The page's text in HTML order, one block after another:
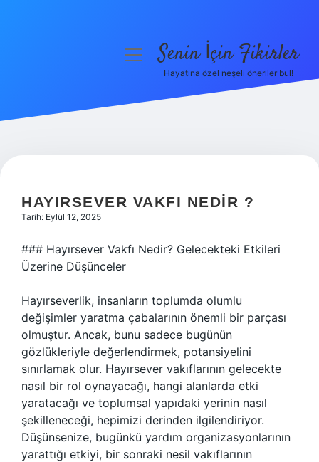
Hakkımızda
menüyüSenin İçin Fikirler
Hayatına özel neşeli öneriler bul!
HAYIRSEVER VAKFI NEDIR ?
Tarih: Eylül 12, 2025
### Hayırsever Vakfı Nedir? Gelecekteki Etkileri
Üzerine Düşünceler
Hayırseverlik, insanların toplumda olumlu
değişimler yaratma çabalarının önemli bir parçası
olmuştur. Ancak, bunu sadece bugünün
gözlükleriyle değerlendirmek, potansiyelini
sınırlamak olur. Hayırsever vakıflarının gelecekte
nasıl bir rol oynayacağı, hangi alanlarda etki
yaratacağı ve toplumsal yapıdaki yerinin nasıl
şekilleneceği, hepimizi derinden ilgilendiriyor.
Düşünsenize, bugünkü yardım organizasyonlarının
yarattığı etkiyi, bir sonraki nesil vakıflarının